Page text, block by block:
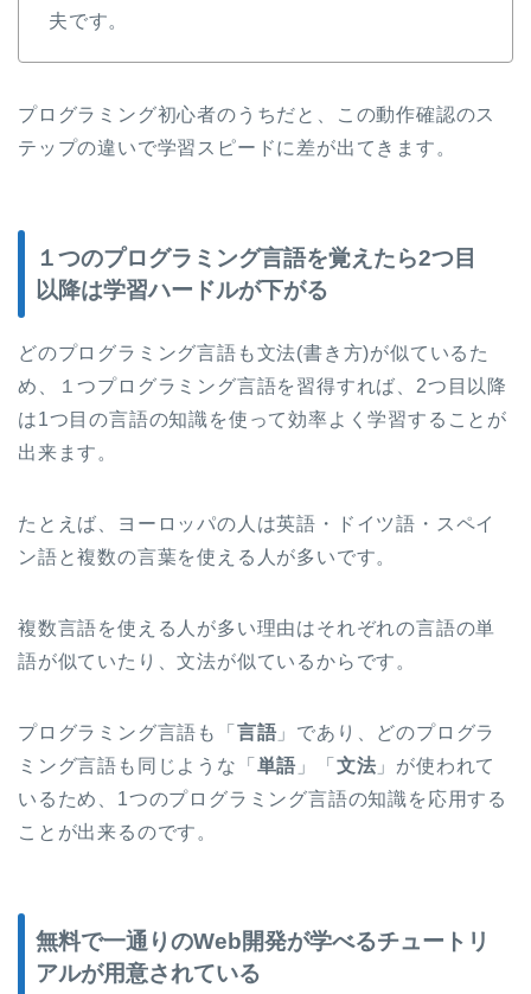
夫です。
プログラミング初心者のうちだと、この動作確認のス
テップの違いで学習スピードに差が出てきます。
１つのプログラミング言語を覚えたら2つ目
以降は学習ハードルが下がる
どのプログラミング言語も文法(書き方)が似ているた
め、１つプログラミング言語を習得すれば、2つ目以降
は1つ目の言語の知識を使って効率よく学習することが
出来ます。
たとえば、ヨーロッパの人は英語・ドイツ語・スペイ
ン語と複数の言葉を使える人が多いです。
複数言語を使える人が多い理由はそれぞれの言語の単
語が似ていたり、文法が似ているからです。
プログラミング言語も「 言語」であり、どのプログラ
ミング言語も同じような「 単語 」「 文法 」が使われて
いるため、1つのプログラミング言語の知識を応用する
ことが出来るのです。
無料で一通りのWeb開発が学べるチュートリ
アルが用意されている